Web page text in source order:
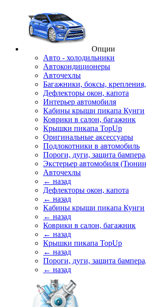
Опции
Авто - холодильники
Автокондиционеры
Авточехлы
Багажники, боксы,
Дефлекторы окон, капота
Интерьер автомобиля
Кабины крыши пикапа Кунги
Коврики в салон, багажник
Крышки пикапа TopUp
Оригинальные аксессуары
Подлокотники в автомобиль
Пороги, дуги, защита
Экстерьер автомобиля
Авточехлы
← назад
Дефлекторы окон, капота
← назад
Кабины крыши пикапа Кунги
← назад
Коврики в салон, багажник
← назад
Крышки пикапа TopUp
← назад
Пороги, дуги, защита
← назад